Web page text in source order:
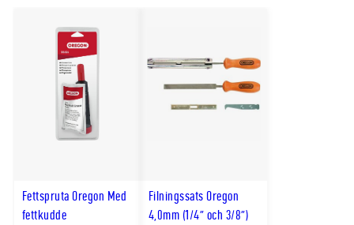
Fettspruta Oregon Med
fettkudde
Filningssats Oregon
4,0mm (1/4" och 3/8")